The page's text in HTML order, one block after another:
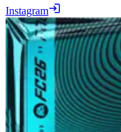
Instagram